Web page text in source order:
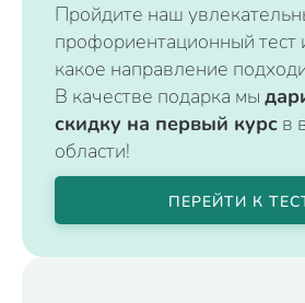
Пройдите наш
профориентационный тест
какое направление
В качестве подарка мы
скидку на первый курс в
области!
ПЕРЕЙТИ К